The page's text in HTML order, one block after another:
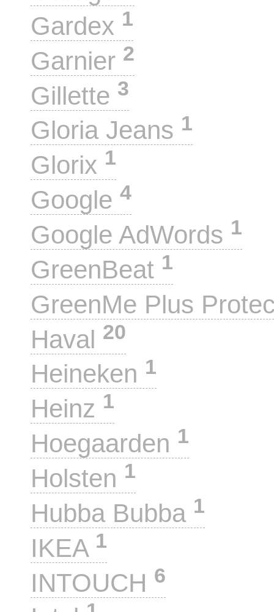
Gardex 1
Garnier 2
Gillette 3
Gloria Jeans 1
Glorix 1
Google 4
Google AdWords 1
GreenBeat 1
GreenMe Plus
Haval 20
Heineken 1
Heinz 1
Hoegaarden 1
Holsten 1
Hubba Bubba 1
IKEA 1
INTOUCH 6